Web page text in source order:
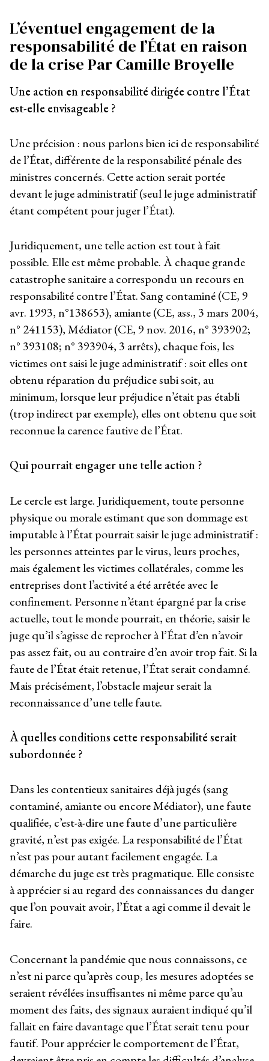
L’éventuel engagement de la
responsabilité de l’État en raison
de la crisePar Camille Broyelle
Une action en responsabilité dirigée contre l’État
est-elle envisageable ?
Une précision : nous parlons bien ici de responsabilité
de l’État, différente de la responsabilité pénale des
ministres concernés. Cette action serait portée
devant le juge administratif (seul le juge administratif
étant compétent pour juger l’État).
Juridiquement, une telle action est tout à fait
possible. Elle est même probable. À chaque grande
catastrophe sanitaire a correspondu un recours en
responsabilité contre l’État. Sang contaminé (CE, 9
avr. 1993, n°138653), amiante (CE, ass., 3 mars 2004,
n° 241153), Médiator (CE, 9 nov. 2016, n° 393902;
n° 393108; n° 393904, 3 arrêts), chaque fois, les
victimes ont saisi le juge administratif : soit elles ont
obtenu réparation du préjudice subi soit, au
minimum, lorsque leur préjudice n’était pas établi
(trop indirect par exemple), elles ont obtenu que soit
reconnue la carence fautive de l’État.
Qui pourrait engager une telle action ?
Le cercle est large. Juridiquement, toute personne
physique ou morale estimant que son dommage est
imputable à l’État pourrait saisir le juge administratif :
les personnes atteintes par le virus, leurs proches,
mais également les victimes collatérales, comme les
entreprises dont l’activité a été arrêtée avec le
confinement. Personne n’étant épargné par la crise
actuelle, tout le monde pourrait, en théorie, saisir le
juge qu’il s’agisse de reprocher à l’État d’en n’avoir
pas assez fait, ou au contraire d’en avoir trop fait. Si la
faute de l’État était retenue, l’État serait condamné.
Mais précisément, l’obstacle majeur serait la
reconnaissance d’une telle faute.
À quelles conditions cette responsabilité serait
subordonnée ?
Dans les contentieux sanitaires déjà jugés (sang
contaminé, amiante ou encore Médiator), une faute
qualifiée, c’est-à-dire une faute d’une particulière
gravité, n’est pas exigée. La responsabilité de l’État
n’est pas pour autant facilement engagée. La
démarche du juge est très pragmatique. Elle consiste
à apprécier si au regard des connaissances du danger
que l’on pouvait avoir, l’État a agi comme il devait le
faire.
Concernant la pandémie que nous connaissons, ce
n’est ni parce qu’après coup, les mesures adoptées se
seraient révélées insuffisantes ni même parce qu’au
moment des faits, des signaux auraient indiqué qu’il
fallait en faire davantage que l’État serait tenu pour
fautif. Pour apprécier le comportement de l’État,